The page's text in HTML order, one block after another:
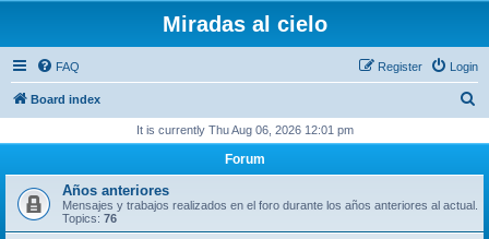
Miradas al cielo
FAQ Login
Register
Board index
r
h
It is currently Thu Aug 06, 2026 12:01 pm
Forum
Años anteriores
Mensajes y trabajos realizados en el foro durante los años anteriores al actual.
Topics: 76